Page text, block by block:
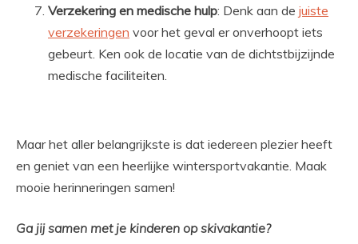
Verzekering en medische hulp: Denk aan de juiste
verzekeringen voor het geval er onverhoopt iets
gebeurt. Ken ook de locatie van de dichtstbijzijnde
medische faciliteiten.
Maar het aller belangrijkste is dat iedereen plezier heeft
en geniet van een heerlijke wintersportvakantie. Maak
mooie herinneringen samen!
Ga jij samen met je kinderen op skivakantie?